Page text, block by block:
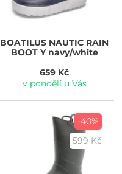
BOATILUS NAUTIC RAIN
BOOT Y navy/white
659 Kč
v pondělí u Vás
-40%
599 Kč